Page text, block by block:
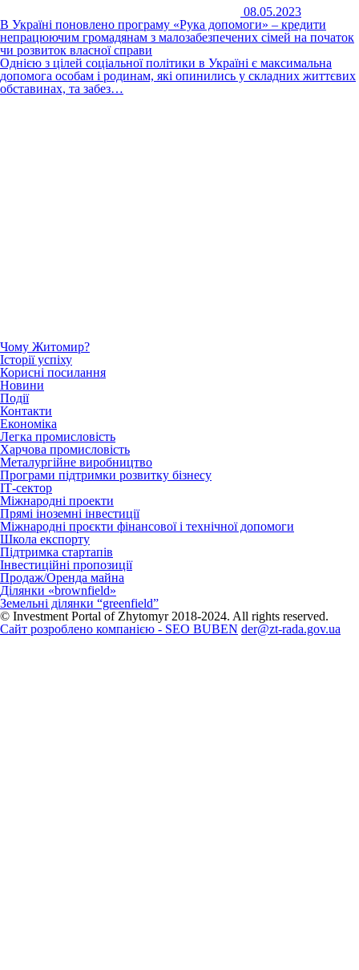
08.05.2023
В Україні поновлено програму «Рука допомоги» – кредити
непрацюючим громадянам з малозабезпечених сімей на початок
чи розвиток власної справи
Однією з цілей соціальної політики в Україні є максимальна
допомога особам і родинам, які опинились у складних життєвих
обставинах, та забез…
Чому Житомир?
Історії успіху
Корисні посилання
Новини
Події
Контакти
Економіка
Легка промисловість
Харчова промисловість
Металургійне виробництво
Програми підтримки розвитку бізнесу
ІТ-сектор
Міжнародні проекти
Прямі іноземні інвестиції
Міжнародні проєкти фінансової і технічної допомоги
Школа експорту
Підтримка стартапів
Інвестиційні пропозиції
Продаж/Оренда майна
Ділянки «brownfield»
Земельні ділянки “greenfield”
© Investment Portal of Zhytomyr 2018-2024. All rights reserved.
Сайт розроблено компанією - SEO BUBEN der@zt-rada.gov.ua